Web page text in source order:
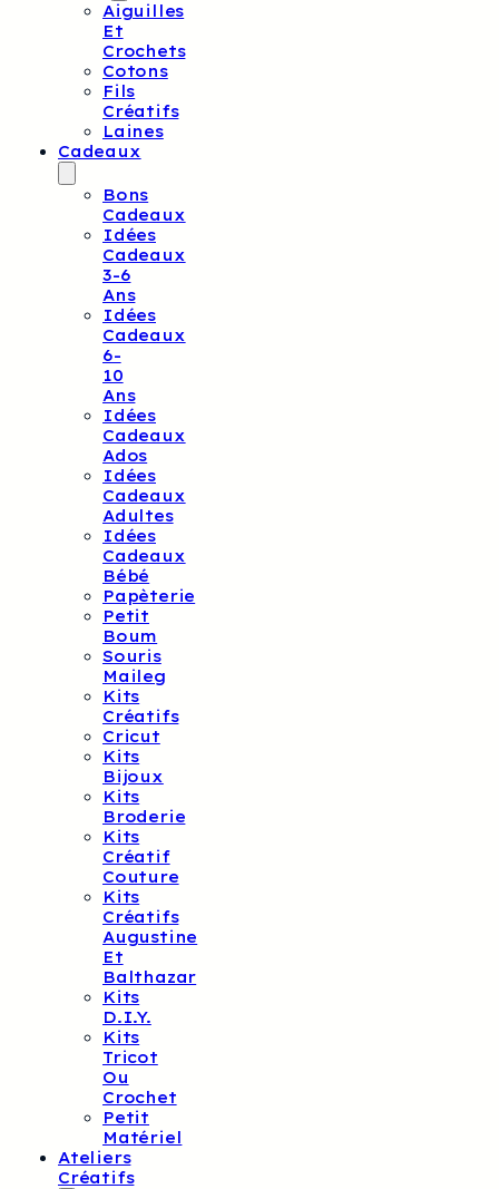
Aiguilles
Et
Crochets
Cotons
Fils
Créatifs
Laines
Cadeaux
Bons
Cadeaux
Idées
Cadeaux
3-6
Ans
Idées
Cadeaux
6-
10
Ans
Idées
Cadeaux
Ados
Idées
Cadeaux
Adultes
Idées
Cadeaux
Bébé
Papèterie
Petit
Boum
Souris
Maileg
Kits
Créatifs
Cricut
Kits
Bijoux
Kits
Broderie
Kits
Créatif
Couture
Kits
Créatifs
Augustine
Et
Balthazar
Kits
D.I.Y.
Kits
Tricot
Ou
Crochet
Petit
Matériel
Ateliers
Créatifs